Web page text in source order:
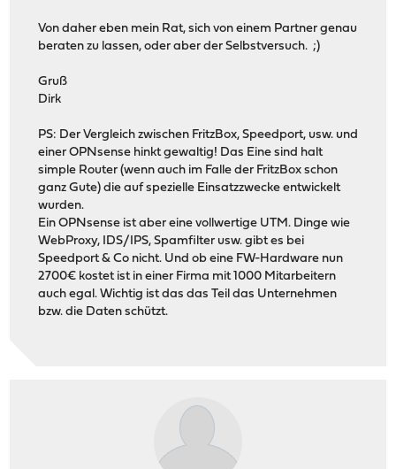
Von daher eben mein Rat, sich von einem Partner genau
beraten zu lassen, oder aber der Selbstversuch. ;)
Gruß
Dirk
PS: Der Vergleich zwischen FritzBox, Speedport, usw. und
einer OPNsense hinkt gewaltig! Das Eine sind halt
simple Router (wenn auch im Falle der FritzBox schon
ganz Gute) die auf spezielle Einsatzzwecke entwickelt
wurden.
Ein OPNsense ist aber eine vollwertige UTM. Dinge wie
WebProxy, IDS/IPS, Spamfilter usw. gibt es bei
Speedport & Co nicht. Und ob eine FW-Hardware nun
2700€ kostet ist in einer Firma mit 1000 Mitarbeitern
auch egal. Wichtig ist das das Teil das Unternehmen
bzw. die Daten schützt.